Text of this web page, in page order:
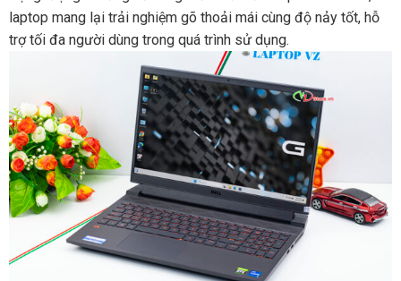
laptop mang lại trải nghiệm gõ thoải mái cùng độ nảy tốt, hỗ
trợ tối đa người dùng trong quá trình sử dụng.